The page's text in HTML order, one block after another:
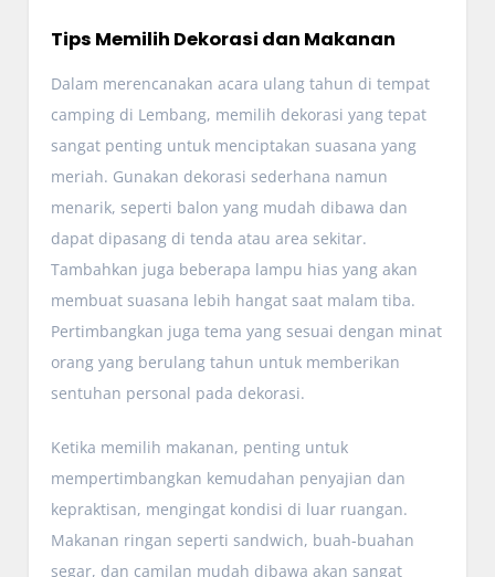
Tips Memilih Dekorasi dan Makanan
Dalam merencanakan acara ulang tahun di tempat
camping di Lembang, memilih dekorasi yang tepat
sangat penting untuk menciptakan suasana yang
meriah. Gunakan dekorasi sederhana namun
menarik, seperti balon yang mudah dibawa dan
dapat dipasang di tenda atau area sekitar.
Tambahkan juga beberapa lampu hias yang akan
membuat suasana lebih hangat saat malam tiba.
Pertimbangkan juga tema yang sesuai dengan minat
orang yang berulang tahun untuk memberikan
sentuhan personal pada dekorasi.
Ketika memilih makanan, penting untuk
mempertimbangkan kemudahan penyajian dan
kepraktisan, mengingat kondisi di luar ruangan.
Makanan ringan seperti sandwich, buah-buahan
segar, dan camilan mudah dibawa akan sangat